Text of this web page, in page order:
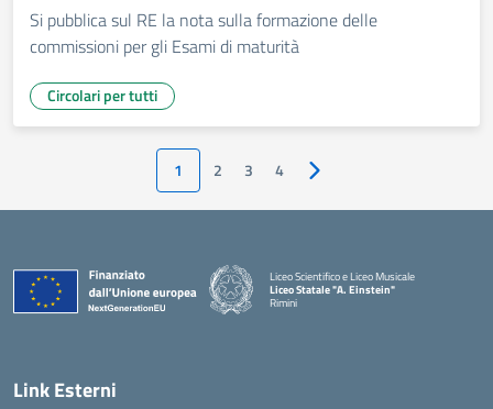
Si pubblica sul RE la nota sulla formazione delle
commissioni per gli Esami di maturità
Circolari per tutti
1 2 3 4 Pagina successiva
Liceo Scientifico e Liceo Musicale
Liceo Statale "A. Einstein"
Rimini
Link Esterni